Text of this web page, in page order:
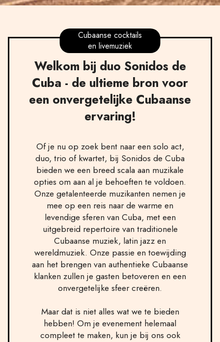
Cubaanse cocktails
en livemuziek
Welkom bij duo Sonidos de
Cuba - de ultieme bron voor
een onvergetelijke Cubaanse
ervaring!
Of je nu op zoek bent naar een solo act,
duo, trio of kwartet, bij Sonidos de Cuba
bieden we een breed scala aan muzikale
opties om aan al je behoeften te voldoen.
Onze getalenteerde muzikanten nemen je
mee op een reis naar de warme en
levendige sferen van Cuba, met een
uitgebreid repertoire van traditionele
Cubaanse muziek, latin jazz en
wereldmuziek. Onze passie en toewijding
aan het brengen van authentieke Cubaanse
klanken zullen je gasten betoveren en een
onvergetelijke sfeer creëren.
Maar dat is niet alles wat we te bieden
hebben! Om je evenement helemaal
compleet te maken, kun je bij ons ook